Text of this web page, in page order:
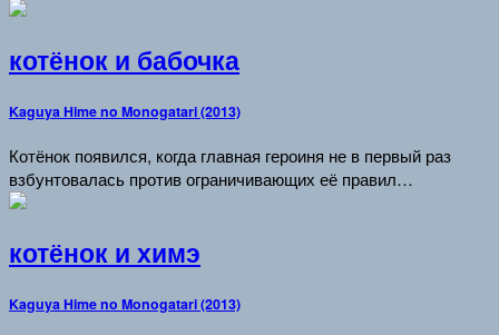
котёнок и бабочка
Kaguya Hime no Monogatari (2013)
Котёнок появился, когда главная героиня не в первый раз
взбунтовалась против ограничивающих её правил…
котёнок и химэ
Kaguya Hime no Monogatari (2013)